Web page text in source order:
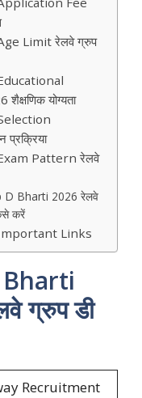
Limit रेलवे ग्रुप
योग्यता
प्रक्रिया
Pattern रेलवे
D Bharti 2026 रेलवे
करें
Links
ग्रुप डी
Recruitment